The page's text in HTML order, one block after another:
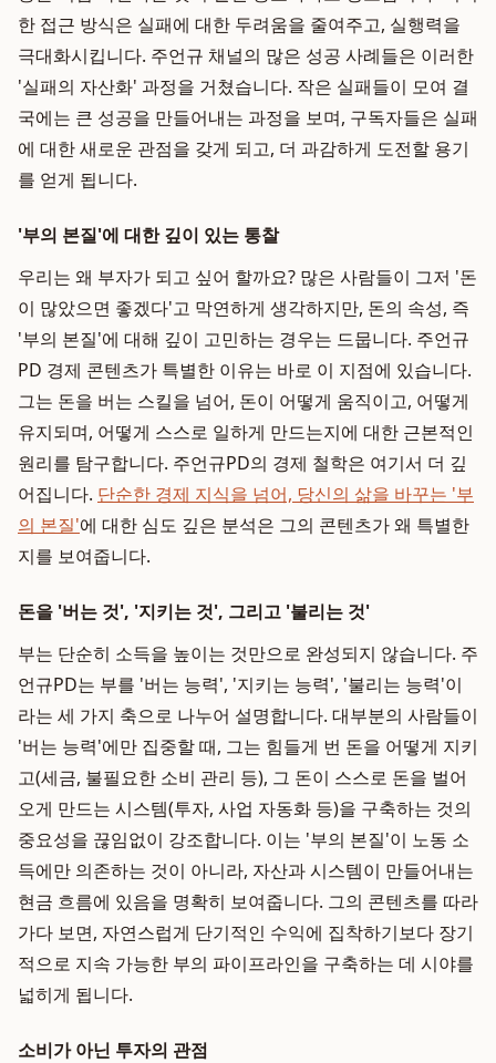
한 접근 방식은 실패에 대한 두려움을 줄여주고, 실행력을
극대화시킵니다. 주언규 채널의 많은 성공 사례들은 이러한
'실패의 자산화' 과정을 거쳤습니다. 작은 실패들이 모여 결
국에는 큰 성공을 만들어내는 과정을 보며, 구독자들은 실패
에 대한 새로운 관점을 갖게 되고, 더 과감하게 도전할 용기
를 얻게 됩니다.
'부의 본질'에 대한 깊이 있는 통찰
우리는 왜 부자가 되고 싶어 할까요? 많은 사람들이 그저 '돈
이 많았으면 좋겠다'고 막연하게 생각하지만, 돈의 속성, 즉
'부의 본질'에 대해 깊이 고민하는 경우는 드뭅니다. 주언규
PD 경제 콘텐츠가 특별한 이유는 바로 이 지점에 있습니다.
그는 돈을 버는 스킬을 넘어, 돈이 어떻게 움직이고, 어떻게
유지되며, 어떻게 스스로 일하게 만드는지에 대한 근본적인
원리를 탐구합니다. 주언규PD의 경제 철학은 여기서 더 깊
어집니다. 단순한 경제 지식을 넘어, 당신의 삶을 바꾸는 '부
의 본질'에 대한 심도 깊은 분석은 그의 콘텐츠가 왜 특별한
지를 보여줍니다.
돈을 '버는 것', '지키는 것', 그리고 '불리는 것'
부는 단순히 소득을 높이는 것만으로 완성되지 않습니다. 주
언규PD는 부를 '버는 능력', '지키는 능력', '불리는 능력'이
라는 세 가지 축으로 나누어 설명합니다. 대부분의 사람들이
'버는 능력'에만 집중할 때, 그는 힘들게 번 돈을 어떻게 지키
고(세금, 불필요한 소비 관리 등), 그 돈이 스스로 돈을 벌어
오게 만드는 시스템(투자, 사업 자동화 등)을 구축하는 것의
중요성을 끊임없이 강조합니다. 이는 '부의 본질'이 노동 소
득에만 의존하는 것이 아니라, 자산과 시스템이 만들어내는
현금 흐름에 있음을 명확히 보여줍니다. 그의 콘텐츠를 따라
가다 보면, 자연스럽게 단기적인 수익에 집착하기보다 장기
적으로 지속 가능한 부의 파이프라인을 구축하는 데 시야를
넓히게 됩니다.
소비가 아닌 투자의 관점